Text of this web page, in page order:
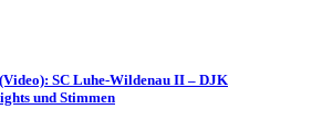
SC Luhe-Wildenau II – DJK
und Stimmen